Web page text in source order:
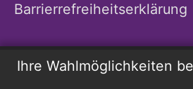
Ihre Wahlmöglichkeiten
Barrierrefreiheitserklärung